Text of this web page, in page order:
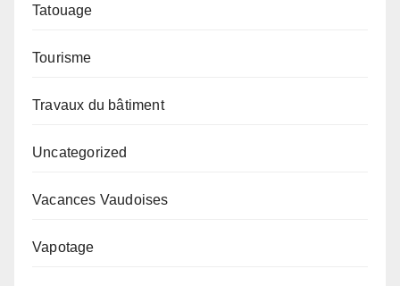
Tatouage
Tourisme
Travaux du bâtiment
Uncategorized
Vacances Vaudoises
Vapotage